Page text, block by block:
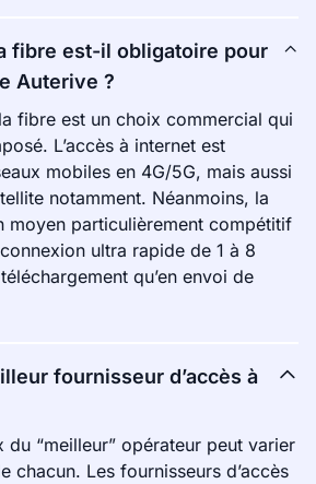
fibre est-il obligatoire pour
Auterive ?
fibre est un choix commercial qui
L’accès à internet est
mobiles en 4G/5G, mais aussi
notamment. Néanmoins, la
moyen particulièrement compétitif
ultra rapide de 1 à 8
qu’en envoi de
fournisseur d’accès à
“meilleur” opérateur peut varier
chacun. Les fournisseurs d’accès